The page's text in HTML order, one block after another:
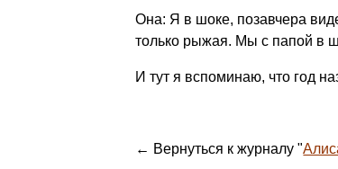
Она: Я в шоке, позавчера
только рыжая. Мы с папой в
И тут я вспоминаю, что год
← Вернуться к журналу "